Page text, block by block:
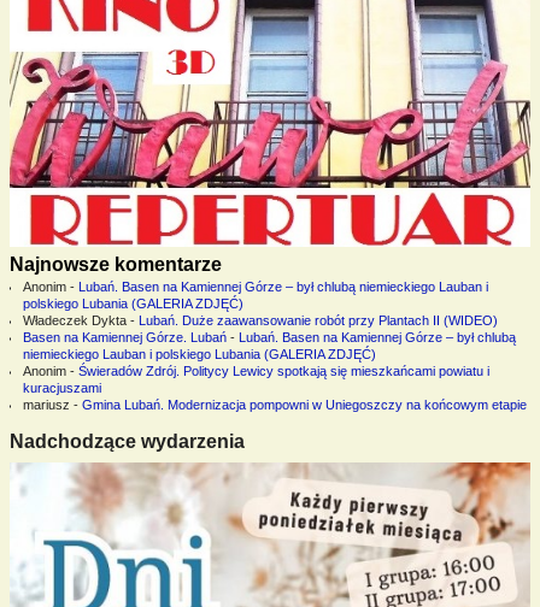
Najnowsze komentarze
Anonim- Lubań. Basen na Kamiennej Górze – był chlubą niemieckiego Lauban i
polskiego Lubania (GALERIA ZDJĘĆ)
Władeczek Dykta- Lubań. Duże zaawansowanie robót przy Plantach II (WIDEO)
Basen na Kamiennej Górze. Lubań- Lubań. Basen na Kamiennej Górze – był chlubą
niemieckiego Lauban i polskiego Lubania (GALERIA ZDJĘĆ)
Anonim- Świeradów Zdrój. Politycy Lewicy spotkają się mieszkańcami powiatu i
kuracjuszami
mariusz - Gmina Lubań. Modernizacja pompowni w Uniegoszczy na końcowym etapie
Nadchodzące wydarzenia